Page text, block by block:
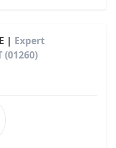
| Expert
(01260)